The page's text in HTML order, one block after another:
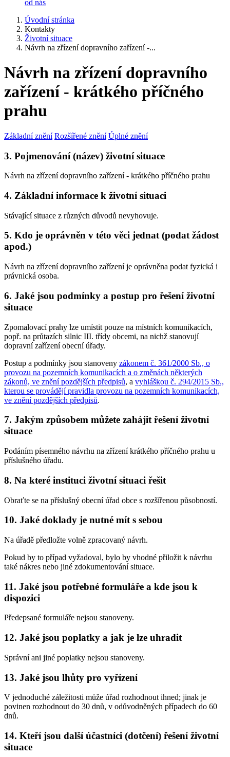
od nás
Úvodní stránka
Kontakty
Životní situace
Návrh na zřízení dopravního zařízení -...
Návrh na zřízení dopravního
zařízení - krátkého příčného
prahu
Základní znění Rozšířené znění Úplné znění
3. Pojmenování (název) životní situace
Návrh na zřízení dopravního zařízení - krátkého příčného prahu
4. Základní informace k životní situaci
Stávající situace z různých důvodů nevyhovuje.
5. Kdo je oprávněn v této věci jednat (podat žádost
apod.)
Návrh na zřízení dopravního zařízení je oprávněna podat fyzická i
právnická osoba.
6. Jaké jsou podmínky a postup pro řešení životní
situace
Zpomalovací prahy lze umístit pouze na místních komunikacích,
popř. na průtazích silnic III. třídy obcemi, na nichž stanovují
dopravní zařízení obecní úřady.
Postup a podmínky jsou stanoveny zákonem č. 361/2000 Sb., o
provozu na pozemních komunikacích a o změnách některých
zákonů, ve znění pozdějších předpisů, a vyhláškou č. 294/2015 Sb.,
kterou se provádějí pravidla provozu na pozemních komunikacích,
ve znění pozdějších předpisů.
7. Jakým způsobem můžete zahájit řešení životní
situace
Podáním písemného návrhu na zřízení krátkého příčného prahu u
příslušného úřadu.
8. Na které instituci životní situaci řešit
Obraťte se na příslušný obecní úřad obce s rozšířenou působností.
10. Jaké doklady je nutné mít s sebou
Na úřadě předložte volně zpracovaný návrh.
Pokud by to případ vyžadoval, bylo by vhodné přiložit k návrhu
také nákres nebo jiné zdokumentování situace.
11. Jaké jsou potřebné formuláře a kde jsou k
dispozici
Předepsané formuláře nejsou stanoveny.
12. Jaké jsou poplatky a jak je lze uhradit
Správní ani jiné poplatky nejsou stanoveny.
13. Jaké jsou lhůty pro vyřízení
V jednoduché záležitosti může úřad rozhodnout ihned; jinak je
povinen rozhodnout do 30 dnů, v odůvodněných případech do 60
dnů.
14. Kteří jsou další účastníci (dotčení) řešení životní
situace